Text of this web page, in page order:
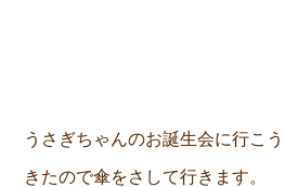
うさぎちゃんのお誕生会に行こ
きたので傘をさして行きます。